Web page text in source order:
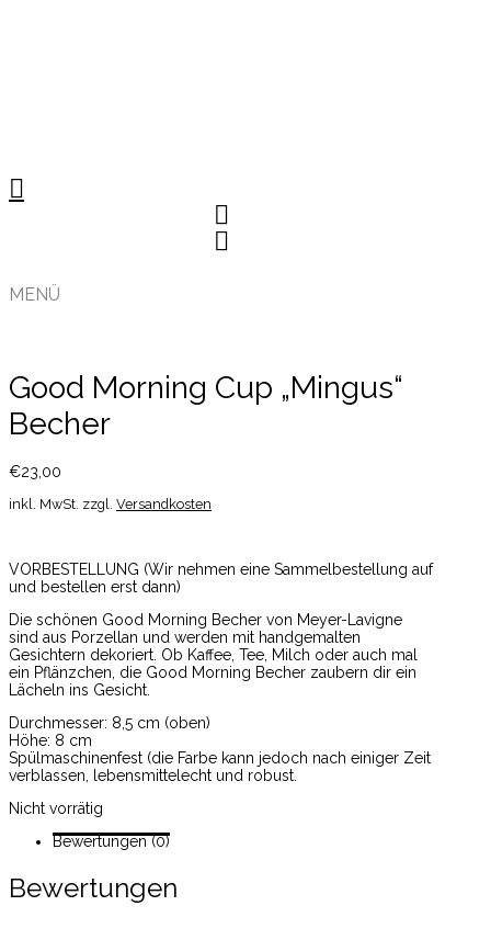
MENÜ
Good Morning Cup „Mingus“
Becher
€23,00
inkl. MwSt. zzgl. Versandkosten
VORBESTELLUNG (Wir nehmen eine Sammelbestellung auf
und bestellen erst dann)
Die schönen Good Morning Becher von Meyer-Lavigne
sind aus Porzellan und werden mit handgemalten
Gesichtern dekoriert. Ob Kaffee, Tee, Milch oder auch mal
ein Pflänzchen, die Good Morning Becher zaubern dir ein
Lächeln ins Gesicht.
Durchmesser: 8,5 cm (oben)
Höhe: 8 cm
Spülmaschinenfest (die Farbe kann jedoch nach einiger Zeit
verblassen, lebensmittelecht und robust.
Nicht vorrätig
Bewertungen (0)
Bewertungen